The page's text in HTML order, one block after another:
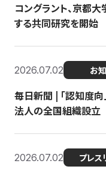
コングラント、京都
する共同研究を開始
2026.07.02 お
毎日新聞 | 「認知度
法人の全国組織設立
2026.07.02 プレス